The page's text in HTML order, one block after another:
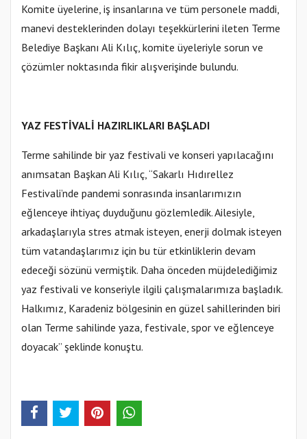
Komite üyelerine, iş insanlarına ve tüm personele maddi,
manevi desteklerinden dolayı teşekkürlerini ileten Terme
Belediye Başkanı Ali Kılıç, komite üyeleriyle sorun ve
çözümler noktasında fikir alışverişinde bulundu.
YAZ FESTİVALİ HAZIRLIKLARI BAŞLADI
Terme sahilinde bir yaz festivali ve konseri yapılacağını
anımsatan Başkan Ali Kılıç, “Sakarlı Hıdırellez
Festivali’nde pandemi sonrasında insanlarımızın
eğlenceye ihtiyaç duyduğunu gözlemledik. Ailesiyle,
arkadaşlarıyla stres atmak isteyen, enerji dolmak isteyen
tüm vatandaşlarımız için bu tür etkinliklerin devam
edeceği sözünü vermiştik. Daha önceden müjdelediğimiz
yaz festivali ve konseriyle ilgili çalışmalarımıza başladık.
Halkımız, Karadeniz bölgesinin en güzel sahillerinden biri
olan Terme sahilinde yaza, festivale, spor ve eğlenceye
doyacak” şeklinde konuştu.